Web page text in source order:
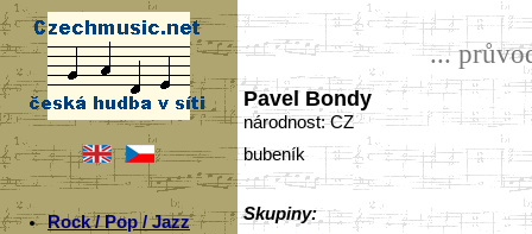
Rock / Pop / Jazz
...
Pavel Bondy
národnost: CZ
bubeník
Skupiny: